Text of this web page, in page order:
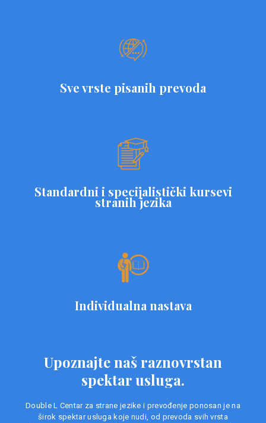
Sve vrste pisanih prevoda
Standardni i specijalistički kursevi
stranih jezika
Individualna nastava
Upoznajte naš raznovrstan
spektar usluga.
Double L Centar za strane jezike i prevođenje ponosan je na
širok spektar usluga koje nudi, od prevoda svih vrsta